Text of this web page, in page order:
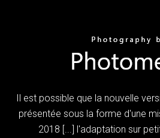
Il est possible que la nouvelle
présentée sous la forme d'une
2018 [...] l'adaptation sur